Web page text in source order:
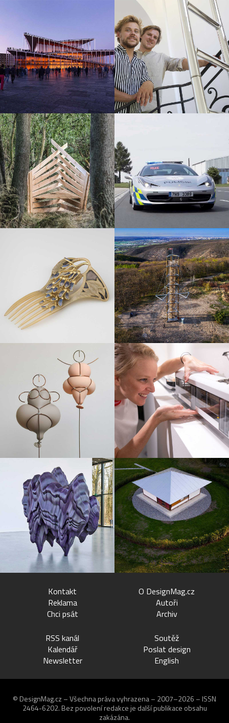
Kontakt
Reklama
Chci psát
O DesignMag.cz
Autoři
Archiv
RSS kanál
Kalendář
Newsletter
Soutěž
Poslat design
English
© DesignMag.cz – Všechna práva vyhrazena – 2007–2026 – ISSN
2464-6202. Bez povolení redakce je další publikace obsahu
zakázána.